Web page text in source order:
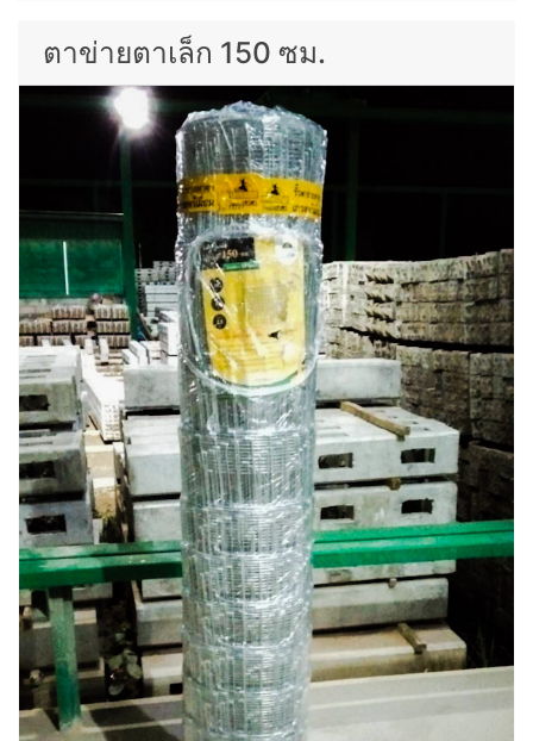
ตาข่ายตาเล็ก 150 ซม.